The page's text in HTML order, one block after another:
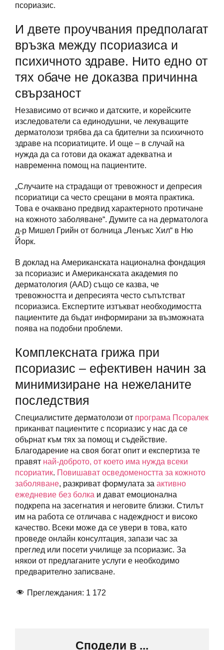
псориазис.
И двете проучвания предполагат
връзка между псориазиса и
психичното здраве. Нито едно от
тях обаче не доказва причинна
свързаност
Независимо от всичко и датските, и корейските
изследователи са единодушни, че лекуващите
дерматолози трябва да са бдителни за психичното
здраве на псориатиците. И още – в случай на
нужда да са готови да окажат адекватна и
навременна помощ на пациентите.
„Случаите на страдащи от тревожност и депресия
псориатици са често срещани в моята практика.
Това е очаквано предвид характерното протичане
на кожното заболяване“. Думите са на дерматолога
д-р Мишел Грийн от болница „Ленъкс Хил“ в Ню
Йорк.
В доклад на Американската национална фондация
за псориазис и Американската академия по
дерматология (AAD) също се казва, че
тревожността и депресията често съпътстват
псориазиса. Експертите изтъкват необходимостта
пациентите да бъдат информирани за възможната
поява на подобни проблеми.
Комплексната грижа при
псориазис – ефективен начин за
минимизиране на нежеланите
последствия
Специалистите дерматолози от програма Псоралек
приканват пациентите с псориазис у нас да се
обърнат към тях за помощ и съдействие.
Благодарение на своя богат опит и експертиза те
правят най-доброто, от което има нужда всеки
псориатик. Повишават осведомеността за кожното
заболяване, разкриват формулата за активно
ежедневие без болка и дават емоционална
подкрепа на засегнатия и неговите близки. Стилът
им на работа се отличава с надеждност и високо
качество. Всеки може да се увери в това, като
проведе онлайн консултация, запази час за
преглед или посети училище за псориазис. За
някои от предлаганите услуги е необходимо
предварително записване.
Преглеждания: 1 172
Сподели в ...